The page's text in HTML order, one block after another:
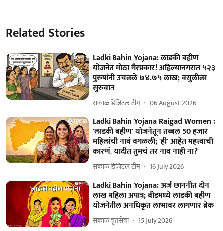
Related Stories
Ladki Bahin Yojana: लाडकी बहीण
योजनेत मोठा गैरप्रकार! अहिल्यानगरात ५२३
पुरुषांनी उचलले ७४.७५ लाख; वसुलीला
सुरुवात
सकाळ डिजिटल टीम 06 August 2026
Ladki Bahin Yojana Raigad Women :
'लाडकी बहीण' योजनेतून तब्बल 50 हजार
महिलांची नावं वगळली; 'ही' आहेत महत्त्वाची
कारणं, यादीत तुमचं तर नाव नाही ना?
सकाळ डिजिटल टीम 16 July 2026
Ladki Bahin Yojana: अर्ज छाननीत दोन
लाख महिला अपात्र; बीडमध्ये लाडकी बहीण
योजनेतील अनधिकृत लाभावर लागणार ब्रेक
सकाळ वृत्तसेवा 15 July 2026